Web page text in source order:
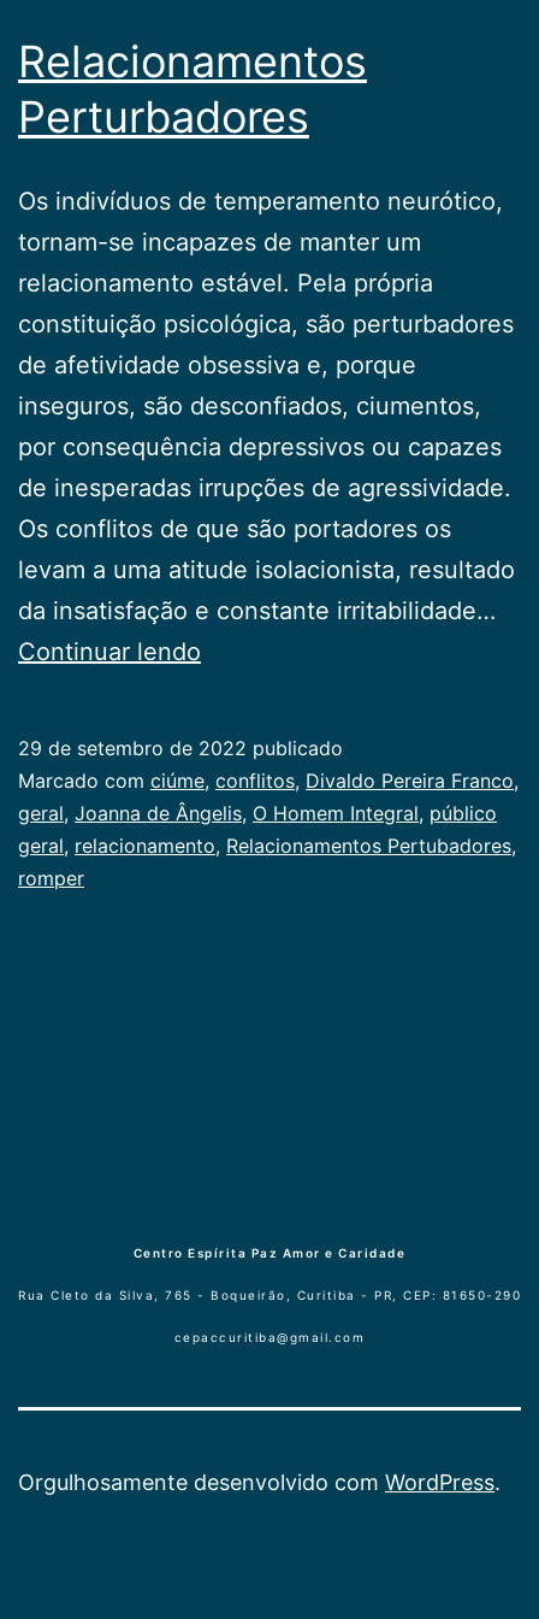
Relacionamentos
Perturbadores
Os indivíduos de temperamento neurótico,
tornam-se in­capazes de manter um
relacionamento estável. Pela própria
constituição psicológica, são perturbadores
de afetividade obsessiva e, porque
inseguros, são desconfiados, ciumentos,
por consequência depressivos ou capazes
de inesperadas ir­rupções de agressividade.
Os conflitos de que são portadores os
levam a uma atitu­de isolacionista, resultado
da insatisfação e constante irrita­bilidade…
Continuar lendo
29 de setembro de 2022 publicado
Categorizado
como
Publicogeral
Marcado com ciúme, conflitos, Divaldo Pereira Franco,
geral, Joanna de Ângelis, O Homem Integral, público
geral, relacionamento, Relacionamentos Pertubadores,
romper
Centro Espírita Paz Amor e Caridade
Rua Cleto da Silva, 765 - Boqueirão, Curitiba - PR, CEP: 81650-290
cepaccuritiba@gmail.com
Orgulhosamente desenvolvido com WordPress.